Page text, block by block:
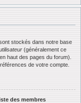
stockés dans notre base
(généralement ce
haut des pages du forum).
de votre compte.
des membres